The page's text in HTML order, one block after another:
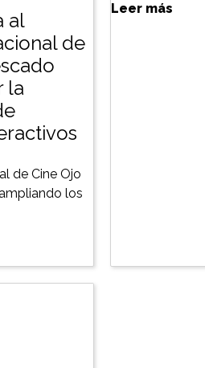
al
de
la
de Cine Ojo
los
Leer más